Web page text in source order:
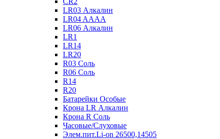
LR03 Алкалин
LR04 AAAA
LR06 Алкалин
LR1
LR14
LR20
R03 Соль
R06 Соль
R14
R20
Батарейки Особые
Крона LR Алкалин
Крона R Соль
Часовые/Слуховые
Элем.пит.Li-on 26500,14505